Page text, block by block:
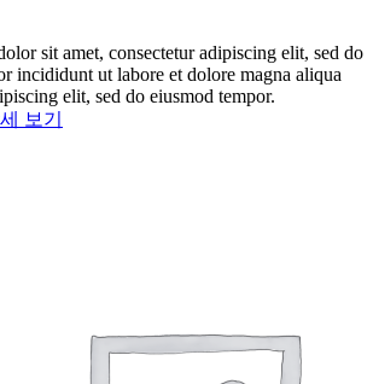
sit amet, consectetur adipiscing elit, sed do
incididunt ut labore et dolore magna aliqua
elit, sed do eiusmod tempor.
보기